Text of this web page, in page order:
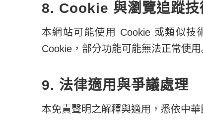
8. Cookie 與瀏覽追蹤技
本網站可能使用 Cookie 或類似技
Cookie，部分功能可能無法正常使用
9. 法律適用與爭議處理
本免責聲明之解釋與適用，悉依中